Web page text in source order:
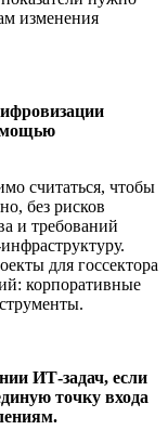
изменения
считаться, чтобы
без рисков
и требований
для госсектора
корпоративные
ИТ-задач, если
точку входа